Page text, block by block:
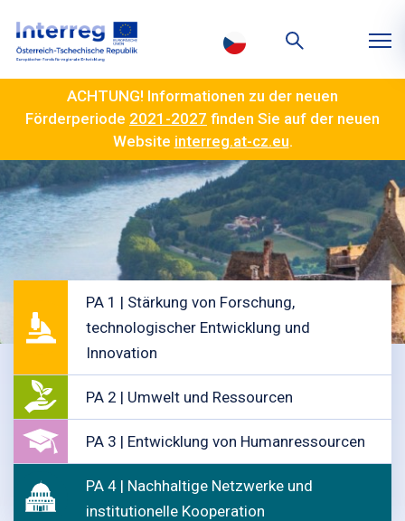
ACHTUNG! Informationen zu der neuen
Förderperiode 2021-2027 finden Sie auf der neuen
Website interreg.at-cz.eu.
PA 1 | Stärkung von Forschung,
technologischer Entwicklung und
Innovation
PA 2 | Umwelt und Ressourcen
PA 3 | Entwicklung von Humanressourcen
PA 4 | Nachhaltige Netzwerke und
institutionelle Kooperation